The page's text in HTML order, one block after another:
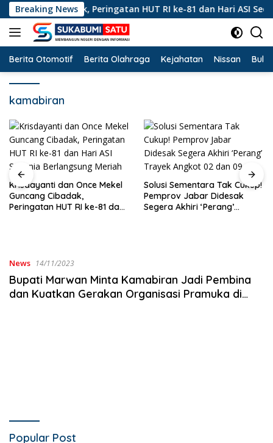
Langsung
ke
konten
Breaking News
Cibadak, Peringatan HUT RI ke-81 dan Hari ASI
Berita Otomotif Berita Olahraga Kejahatan Nissan
kamabiran
Krisdayanti dan Once Mekel
Guncang Cibadak,
Peringatan HUT RI ke-81 dan
Solusi Sementara Tak Cukup!
Pemprov Jabar Didesak
Segera Akhiri ‘Perang’
News 14/11/2023
Bupati Marwan Minta Kamabiran Jadi Pembina
dan Kuatkan Gerakan Organisasi Pramuka di
Popular Post